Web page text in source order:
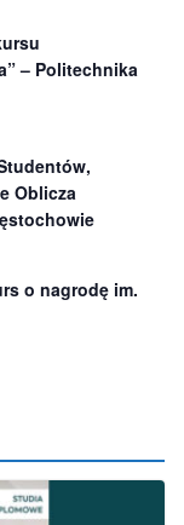
– Politechnika
Oblicza
o nagrodę im.